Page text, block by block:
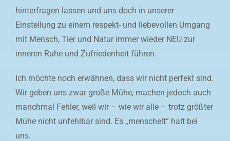
hinterfragen lassen und uns doch in unserer
Einstellung zu einem respekt- und liebevollen Umgang
mit Mensch, Tier und Natur immer wieder NEU zur
inneren Ruhe und Zufriedenheit führen.
Ich möchte noch erwähnen, dass wir nicht perfekt sind.
Wir geben uns zwar große Mühe, machen jedoch auch
manchmal Fehler, weil wir – wie wir alle – trotz größter
Mühe nicht unfehlbar sind. Es „menschelt“ halt bei
uns.